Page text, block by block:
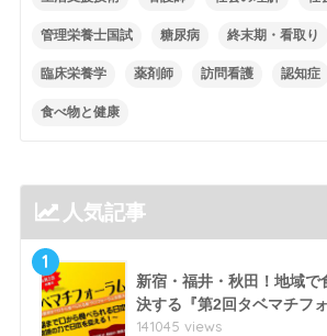
管理栄養士国試 糖尿病 終末期・看取り
臨床栄養学 薬剤師 訪問看護 認知症
食べ物と健康
人気記事
1
新宿・福井・秋田！地域で
決する『第2回タベマチフ
141045 views